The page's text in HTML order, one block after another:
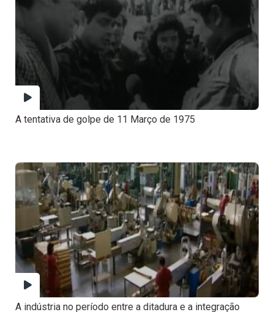
A tentativa de golpe de 11 Março de 1975
A indústria no período entre a ditadura e a integração